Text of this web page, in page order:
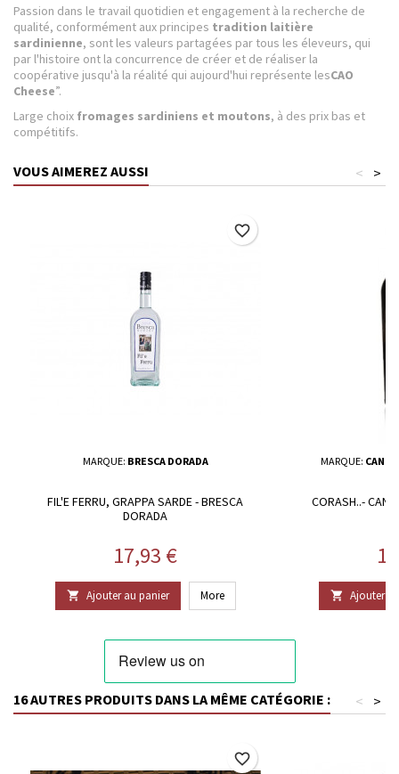
Passion dans le travail quotidien et engagement à la recherche de
qualité, conformément aux principes tradition laitière
sardinienne, sont les valeurs partagées par tous les éleveurs, qui
par l'histoire ont la concurrence de créer et de réaliser la
coopérative jusqu'à la réalité qui aujourd'hui représente lesCAO
Cheese”.
Large choix fromages sardiniens et moutons, à des prix bas et
compétitifs.
VOUS AIMEREZ AUSSI >
<
MARQUE: BRESCA DORADA
FIL'E FERRU, GRAPPA SARDE - BRESCA
DORADA
Prix
17,93 €
 Ajouter au panier More
favorite_border
MARQUE:
CORASH..-
 Ajouter
16 AUTRES PRODUITS DANS LA MÊME CATÉGORIE : >
<
favorite_border